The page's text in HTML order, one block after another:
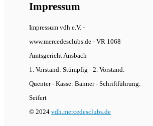
Impressum
Impressum vdh e.V. -
www.mercedesclubs.de - VR 1068
Amtsgericht Ansbach
1. Vorstand: Stümpfig - 2. Vorstand:
Quenter - Kasse: Banner - Schriftführung:
Seifert
© 2024 vdh.mercedesclubs.de